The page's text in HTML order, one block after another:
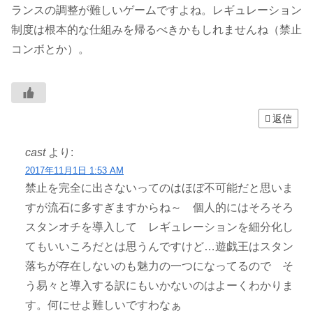
ランスの調整が難しいゲームですよね。レギュレーション
制度は根本的な仕組みを帰るべきかもしれませんね（禁止
コンボとか）。
返信
cast より:
2017年11月1日 1:53 AM
禁止を完全に出さないってのはほぼ不可能だと思いま
すが流石に多すぎますからね～ 個人的にはそろそろ
スタンオチを導入して レギュレーションを細分化し
てもいいころだとは思うんですけど…遊戯王はスタン
落ちが存在しないのも魅力の一つになってるので そ
う易々と導入する訳にもいかないのはよーくわかりま
す。何にせよ難しいですわなぁ